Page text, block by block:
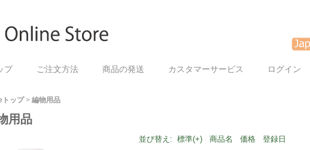
プ ご注文方法 商品の発送 カスタマーサービス ログイン
ップ> 編物用品
用品
並び替え: 標準(+) 商品名 価格 登録日